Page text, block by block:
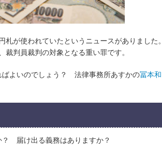
が使われていたというニュースがありました。
判員裁判の対象となる重い罪です。
ばよいのでしょう？ 法律事務所あすかの冨本和
？ 届け出る義務はありますか？